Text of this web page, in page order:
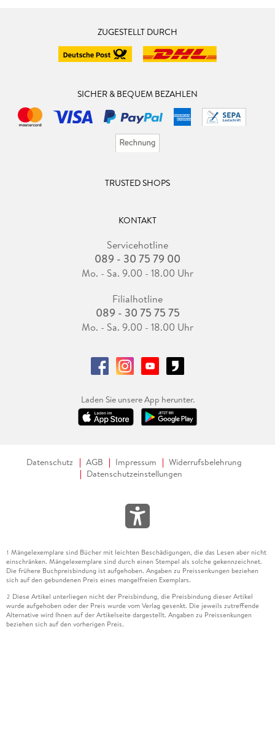
ZUGESTELLT DURCH
SICHER & BEQUEM BEZAHLEN
TRUSTED SHOPS
KONTAKT
Servicehotline
089 - 30 75 79 00
Mo. - Sa. 9.00 - 18.00 Uhr
Filialhotline
089 - 30 75 75 75
Mo. - Sa. 9.00 - 18.00 Uhr
Laden Sie unsere App herunter.
Datenschutz AGB Impressum
Widerrufsbelehrung
Datenschutzeinstellungen
1 Mängelexemplare sind Bücher mit leichten Beschädigungen, die das Lesen aber nicht
einschränken. Mängelexemplare sind durch einen Stempel als solche gekennzeichnet.
Die frühere Buchpreisbindung ist aufgehoben. Angaben zu Preissenkungen beziehen
sich auf den gebundenen Preis eines mangelfreien Exemplars.
2 Diese Artikel unterliegen nicht der Preisbindung, die Preisbindung dieser Artikel
wurde aufgehoben oder der Preis wurde vom Verlag gesenkt. Die jeweils zutreffende
Alternative wird Ihnen auf der Artikelseite dargestellt. Angaben zu Preissenkungen
beziehen sich auf den vorherigen Preis.